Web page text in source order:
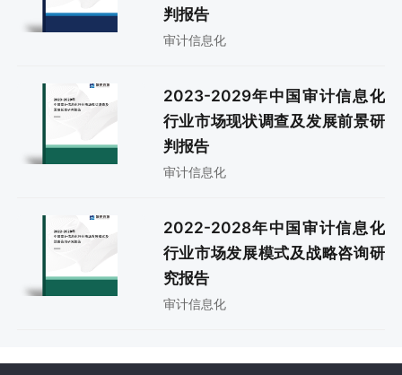
判报告
审计信息化
2023-2029年中国审计信息化
行业市场现状调查及发展前景研
判报告
审计信息化
2022-2028年中国审计信息化
行业市场发展模式及战略咨询研
究报告
审计信息化